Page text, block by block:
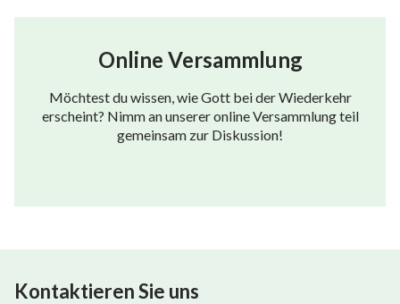
Online Versammlung
Möchtest du wissen, wie Gott bei der Wiederkehr
erscheint? Nimm an unserer online Versammlung teil
gemeinsam zur Diskussion!
Kontaktieren Sie uns